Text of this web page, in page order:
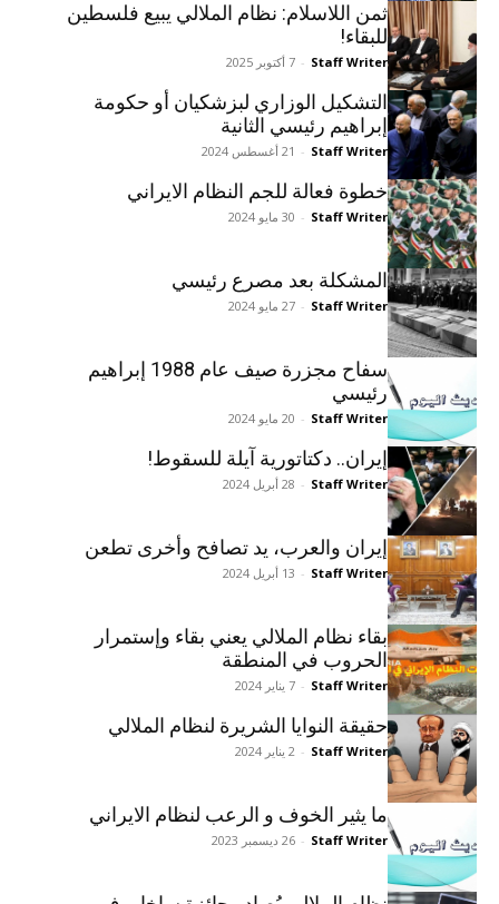
ثمن اللاسلام: نظام الملالي يبيع فلسطين
للبقاء!
Staff Writer
- 7 أكتوبر 2025
التشكيل الوزاري لبزشكيان أو حكومة
إبراهيم رئيسي الثانية
Staff Writer
- 21 أغسطس 2024
خطوة فعالة للجم النظام الايراني
Staff Writer
- 30 مايو 2024
المشکلة بعد مصرع رئيسي
Staff Writer
- 27 مايو 2024
سفاح مجزرة صیف عام 1988 إبراهيم
رئيسي
Staff Writer
- 20 مايو 2024
إيران.. دكتاتورية آيلة للسقوط!
Staff Writer
- 28 أبريل 2024
إيران والعرب، يد تصافح وأخرى تطعن
Staff Writer
- 13 أبريل 2024
بقاء نظام الملالي يعني بقاء وإستمرار
الحروب في المنطقة
Staff Writer
- 7 يناير 2024
حقيقة النوايا الشريرة لنظام الملالي
Staff Writer
- 2 يناير 2024
ما یثیر الخوف و الرعب لنظام الایراني
Staff Writer
- 26 ديسمبر 2023